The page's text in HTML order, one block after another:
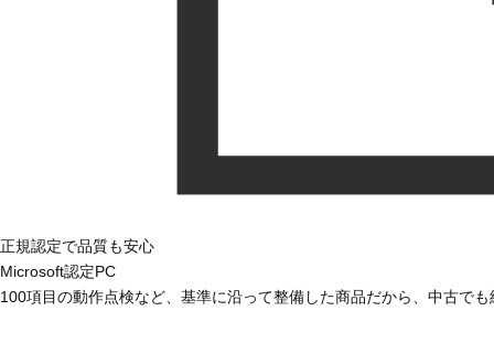
正規認定で品質も安心
Microsoft認定PC
100項目の動作点検など、基準に沿って整備した商品だから、中古で